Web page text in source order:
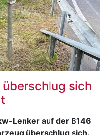
sich
Lenker auf der B146
überschlug sich.